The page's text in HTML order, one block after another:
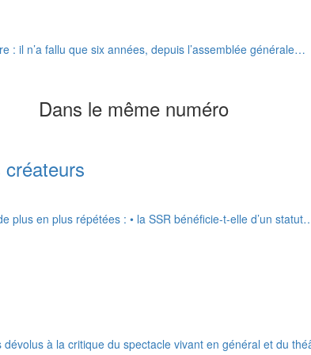
: il n’a fallu que six années, depuis l’assemblée générale…
Dans le même numéro
créateurs
plus en plus répétées : • la SSR bénéficie-t-elle d’un
dévolus à la critique du spectacle vivant en général et du